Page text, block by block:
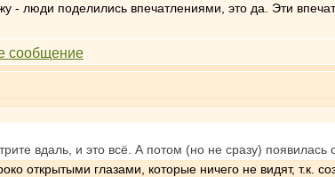
- люди поделились впечатлениями, это да. Эти
вдаль, и это всё. А потом (но не сразу)
открытыми глазами, которые ничего не видят, т.к.